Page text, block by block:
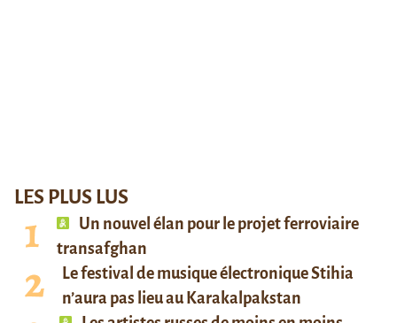
LES PLUS LUS
Un nouvel élan pour le projet ferroviaire
transafghan
Le festival de musique électronique Stihia
n’aura pas lieu au Karakalpakstan